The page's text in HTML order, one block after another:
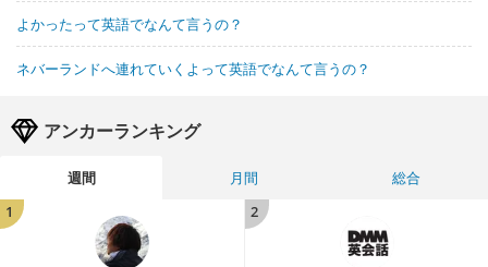
よかったって英語でなんて言うの？
ネバーランドへ連れていくよって英語でなんて言うの？
アンカーランキング
週間 月間
総合
1
2